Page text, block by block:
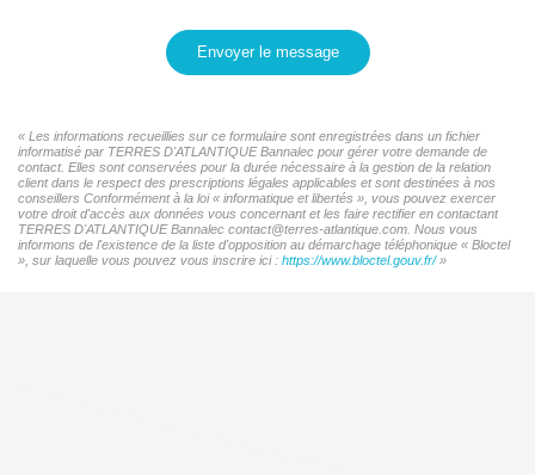
Envoyer le message
« Les informations recueillies sur ce formulaire sont enregistrées dans un fichier
informatisé par TERRES D'ATLANTIQUE Bannalec pour gérer votre demande de
contact. Elles sont conservées pour la durée nécessaire à la gestion de la relation
client dans le respect des prescriptions légales applicables et sont destinées à nos
conseillers Conformément à la loi « informatique et libertés », vous pouvez exercer
votre droit d'accès aux données vous concernant et les faire rectifier en contactant
TERRES D'ATLANTIQUE Bannalec contact@terres-atlantique.com. Nous vous
informons de l'existence de la liste d'opposition au démarchage téléphonique « Bloctel
», sur laquelle vous pouvez vous inscrire ici : https://www.bloctel.gouv.fr/»